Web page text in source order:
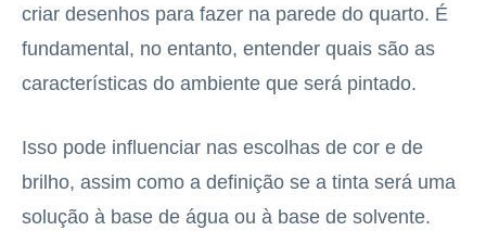
criar desenhos para fazer na parede do quarto. É
fundamental, no entanto, entender quais são as
características do ambiente que será pintado.
Isso pode influenciar nas escolhas de cor e de
brilho, assim como a definição se a tinta será uma
solução à base de água ou à base de solvente.